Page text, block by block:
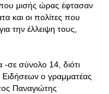
μισής ώρας έφτασαν
και οι πολίτες που
την έλλειψη τους,
-σε σύνολο 14, διότι
ο γραμματέας
Παναγιώτης